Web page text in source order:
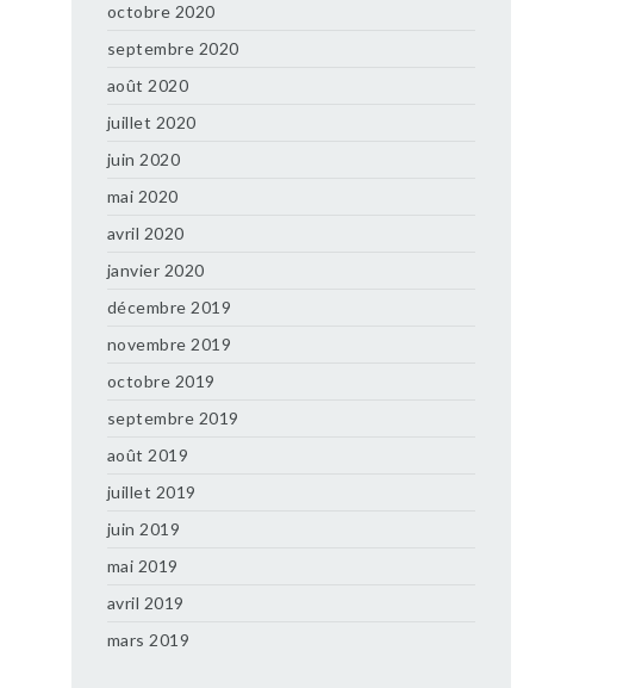
octobre 2020
septembre 2020
août 2020
juillet 2020
juin 2020
mai 2020
avril 2020
janvier 2020
décembre 2019
novembre 2019
octobre 2019
septembre 2019
août 2019
juillet 2019
juin 2019
mai 2019
avril 2019
mars 2019